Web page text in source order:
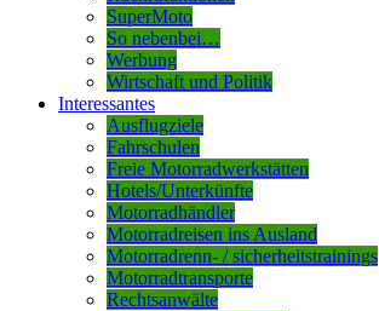
SuperMoto
So nebenbei…
Werbung
Wirtschaft und Politik
Interessantes
Ausflugziele
Fahrschulen
Freie Motorradwerkstätten
Hotels/Unterkünfte
Motorradhändler
Motorradreisen ins Ausland
Motorradrenn- / sicherheitstrainings
Motorradtransporte
Rechtsanwälte